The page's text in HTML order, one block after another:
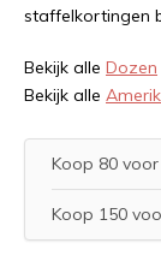
staffelkortingen
Bekijk alle Dozen
Bekijk alle
Koop 80
Koop 150